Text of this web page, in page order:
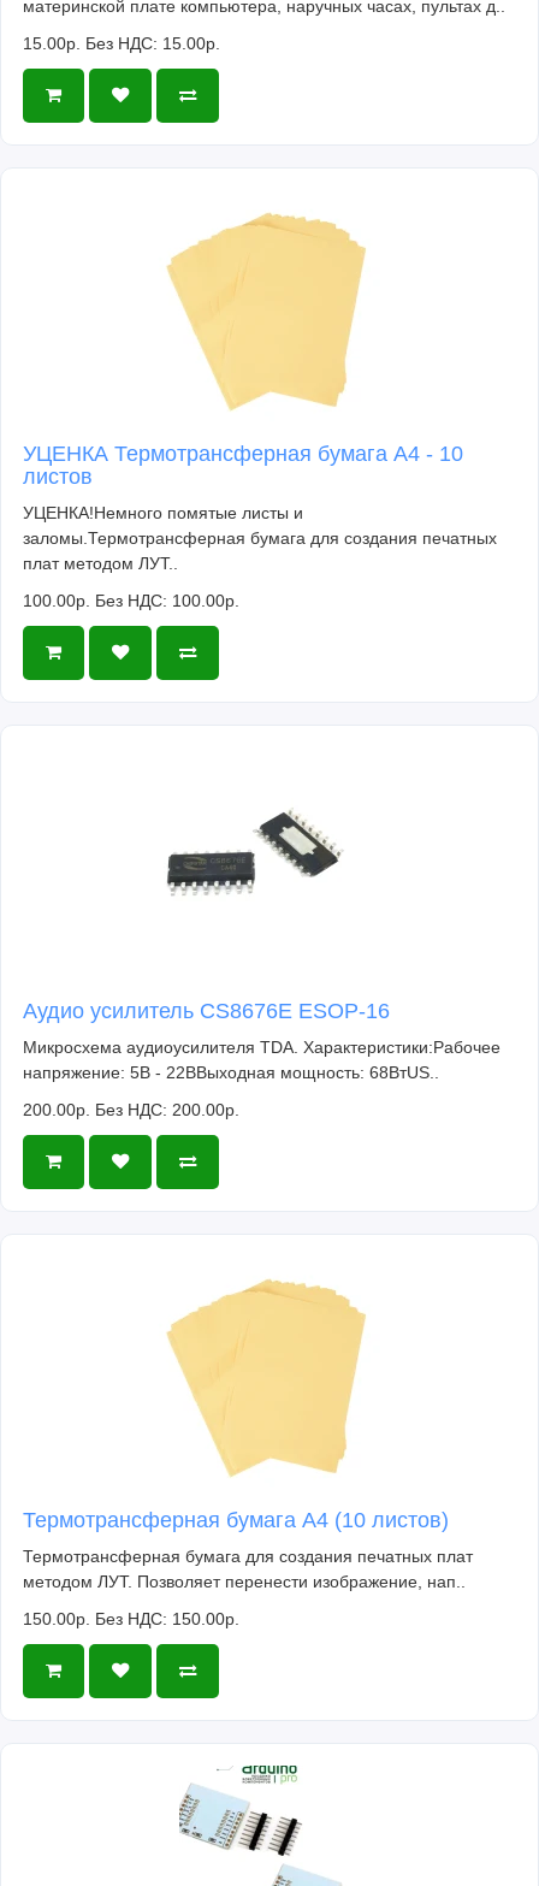
2018Для Lamborghini UrusДля Infiniti Q60
2020Для Infiniti Q50 Sports 2020Для GAC
Trumpchi GS7Для GAC Trumpchi GM8Для
Pioneer da120Для Pioneer first
материнской плате компьютера, наручных часах, пультах д..
15.00р. Без НДС: 15.00р.
УЦЕНКА Термотрансферная бумага А4 - 10
листов
УЦЕНКА!Немного помятые листы и
заломы.Термотрансферная бумага для создания печатных
плат методом ЛУТ..
100.00р. Без НДС: 100.00р.
Аудио усилитель CS8676E ESOP-16
Микросхема аудиоусилителя TDA. Характеристики:Рабочее
напряжение: 5В - 22ВВыходная мощность: 68ВтUS..
200.00р. Без НДС: 200.00р.
Термотрансферная бумага А4 (10 листов)
Термотрансферная бумага для создания печатных плат
методом ЛУТ. Позволяет перенести изображение, нап..
150.00р. Без НДС: 150.00р.